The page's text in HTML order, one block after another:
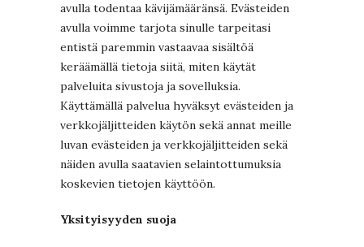
avulla todentaa kävijämääränsä. Evästeiden
avulla voimme tarjota sinulle tarpeitasi
entistä paremmin vastaavaa sisältöä
keräämällä tietoja siitä, miten käytät
palveluita sivustoja ja sovelluksia.
Käyttämällä palvelua hyväksyt evästeiden ja
verkkojäljitteiden käytön sekä annat meille
luvan evästeiden ja verkkojäljitteiden sekä
näiden avulla saatavien selaintottumuksia
koskevien tietojen käyttöön.
Yksityisyyden suoja